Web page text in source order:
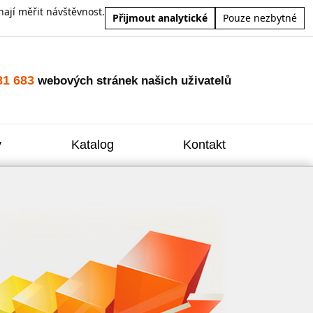
měřit návštěvnost.
Přijmout analytické Pouze nezbytné
683 webových stránek našich uživatelů
Katalog Kontakt